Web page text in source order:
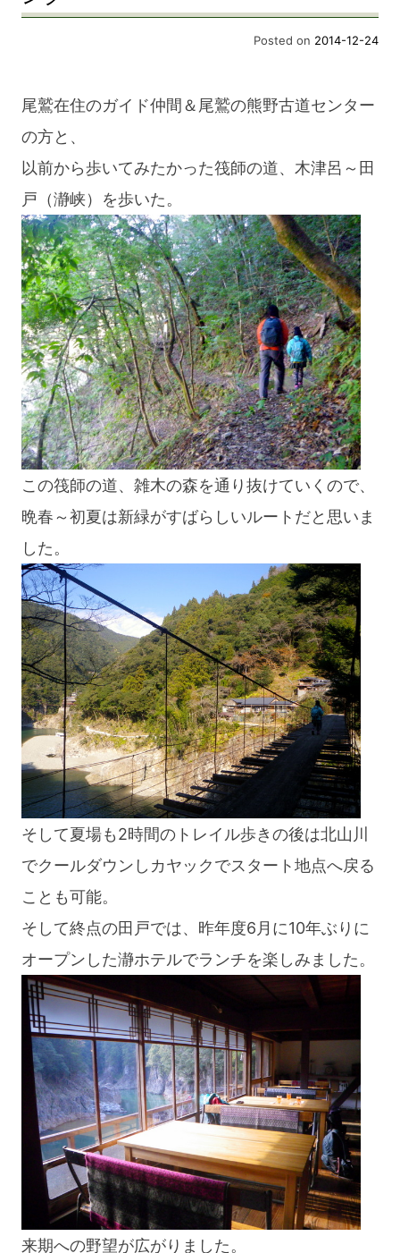
Posted on 2014-12-24
尾鷲在住のガイド仲間＆尾鷲の熊野古道センター
の方と、
以前から歩いてみたかった筏師の道、木津呂～田
戸（瀞峡）を歩いた。
この筏師の道、雑木の森を通り抜けていくので、
晩春～初夏は新緑がすばらしいルートだと思いま
した。
そして夏場も2時間のトレイル歩きの後は北山川
でクールダウンしカヤックでスタート地点へ戻る
ことも可能。
そして終点の田戸では、昨年度6月に10年ぶりに
オープンした瀞ホテルでランチを楽しみました。
来期への野望が広がりました。